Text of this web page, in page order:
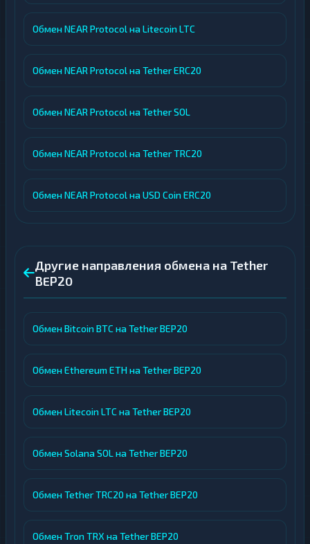
Обмен NEAR Protocol на Litecoin LTC
Обмен NEAR Protocol на Tether ERC20
Обмен NEAR Protocol на Tether SOL
Обмен NEAR Protocol на Tether TRC20
Обмен NEAR Protocol на USD Coin ERC20
Другие направления обмена на Tether
BEP20
Обмен Bitcoin BTC на Tether BEP20
Обмен Ethereum ETH на Tether BEP20
Обмен Litecoin LTC на Tether BEP20
Обмен Solana SOL на Tether BEP20
Обмен Tether TRC20 на Tether BEP20
Обмен Tron TRX на Tether BEP20